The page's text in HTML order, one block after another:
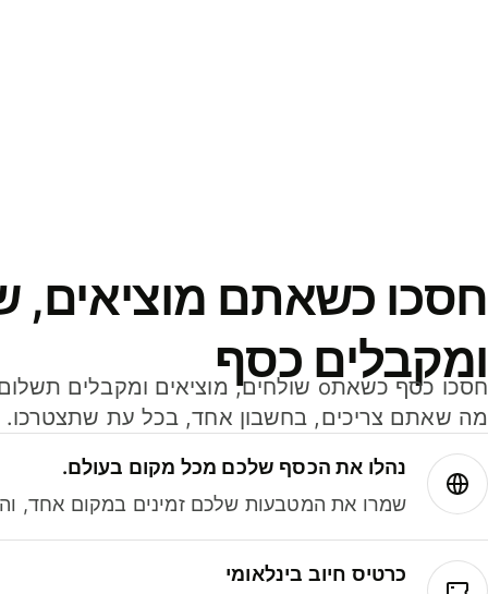
חסכו כשאתם מוציאים,
ומקבלים כסף
מה שאתם צריכים, בחשבון אחד, בכל עת שתצטרכו.
נהלו את הכסף שלכם מכל מקום בעולם.
שמרו את המטבעות שלכם זמינים במקום אחד,
כרטיס חיוב בינלאומי